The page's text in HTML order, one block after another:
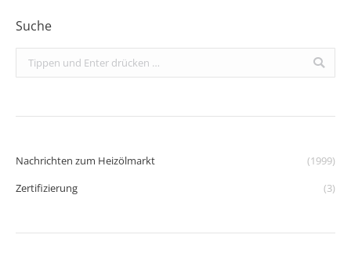
Suche
Search:
Nachrichten zum Heizölmarkt
(1999)
Zertifizierung
(3)